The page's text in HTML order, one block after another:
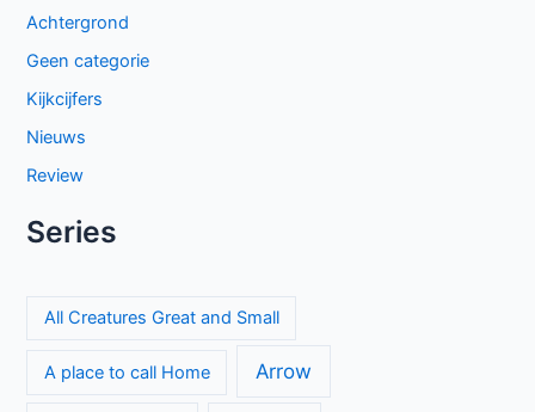
Achtergrond
Geen categorie
Kijkcijfers
Nieuws
Review
Series
All Creatures Great and Small
A place to call Home Arrow